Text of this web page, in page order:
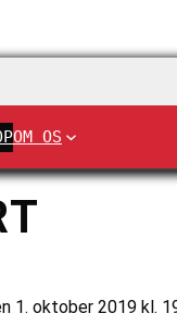
OM OS
1. oktober 2019 kl.